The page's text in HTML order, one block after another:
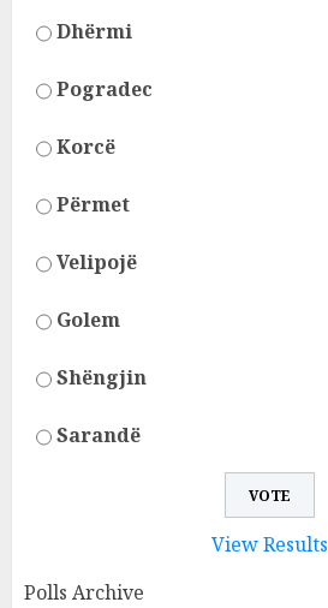
Dhërmi
Pogradec
Korcë
Përmet
Velipojë
Golem
Shëngjin
Sarandë
View Results
Polls Archive